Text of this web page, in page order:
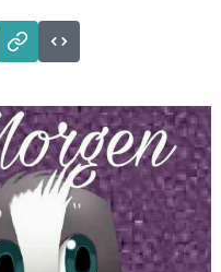
Download
Link
Code